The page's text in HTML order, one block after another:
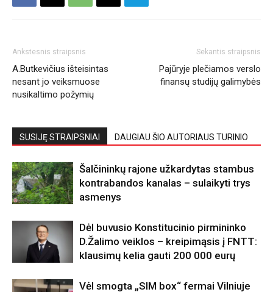
Ankstesnis straipsnis
A.Butkevičius išteisintas
nesant jo veiksmuose
nusikaltimo požymių
Sekantis straipsnis
Pajūryje plečiamos verslo
finansų studijų galimybės
SUSIJĘ STRAIPSNIAI DAUGIAU ŠIO AUTORIAUS TURINIO
Šalčininkų rajone užkardytas stambus
kontrabandos kanalas – sulaikyti trys
asmenys
Dėl buvusio Konstitucinio pirmininko
D.Žalimo veiklos – kreipimąsis į FNTT:
klausimų kelia gauti 200 000 eurų
Vėl smogta „SIM box“ fermai Vilniuje